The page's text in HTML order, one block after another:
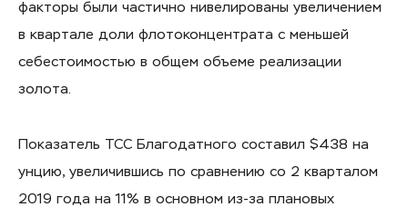
факторы были частично нивелированы увеличением
в квартале доли флотоконцентрата с меньшей
себестоимостью в общем объеме реализации
золота.
Показатель ТСС Благодатного составил $438 на
унцию, увеличившись по сравнению со 2 кварталом
2019 года на 11% в основном из-за плановых